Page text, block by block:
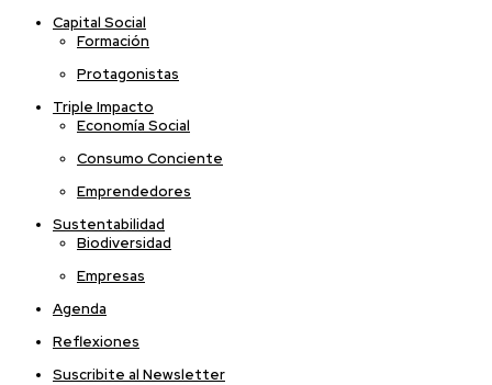
Capital Social
Formación
Protagonistas
Triple Impacto
Economía Social
Consumo Conciente
Emprendedores
Sustentabilidad
Biodiversidad
Empresas
Agenda
Reflexiones
Suscribite al Newsletter